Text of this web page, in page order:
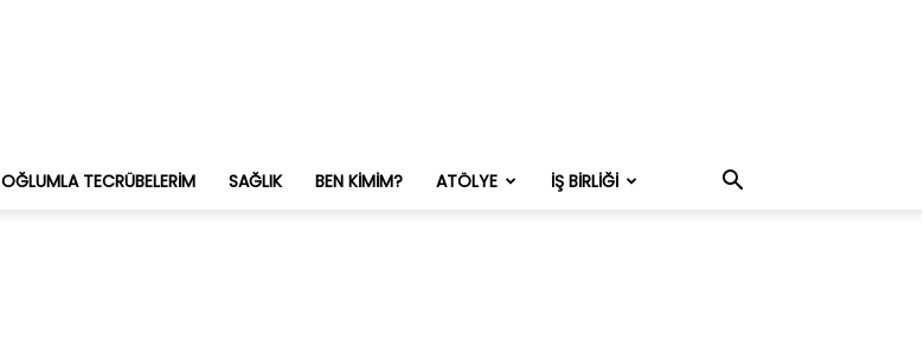
OĞLUMLA TECRÜBELERIM SAĞLIK BEN KIMIM? ATÖLYE İŞ BIRLIĞI